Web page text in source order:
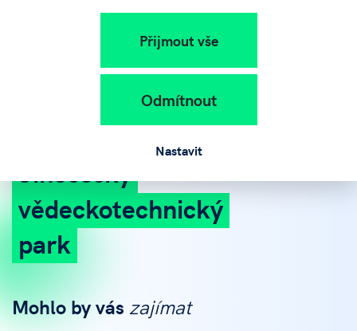
Přijmout vše
Odmítnout
Nastavit
Jihočeský
vědeckotechnický
park
Mohlo by vás zajímat